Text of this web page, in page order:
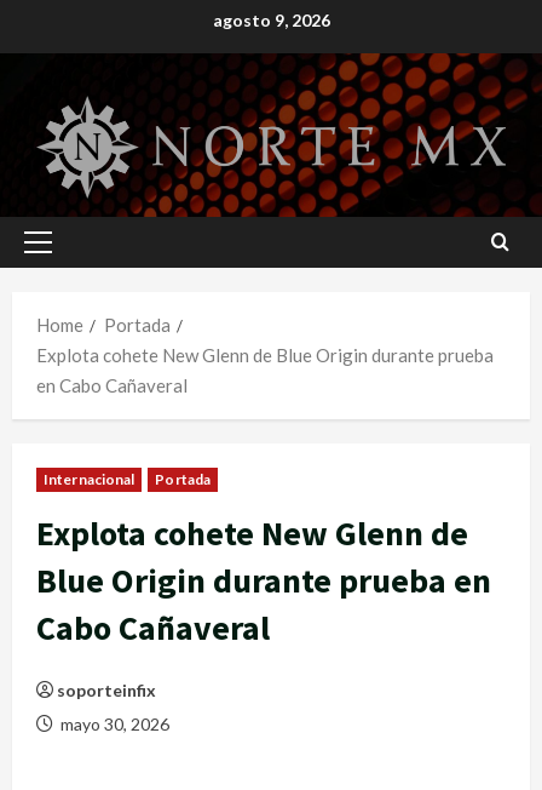
to
agosto 9, 2026
Primary
Home
Portada
Explota cohete New Glenn de Blue Origin durante prueba
en Cabo Cañaveral
Internacional Portada
Explota cohete New Glenn de
Blue Origin durante prueba en
Cabo Cañaveral
soporteinfix
mayo 30, 2026